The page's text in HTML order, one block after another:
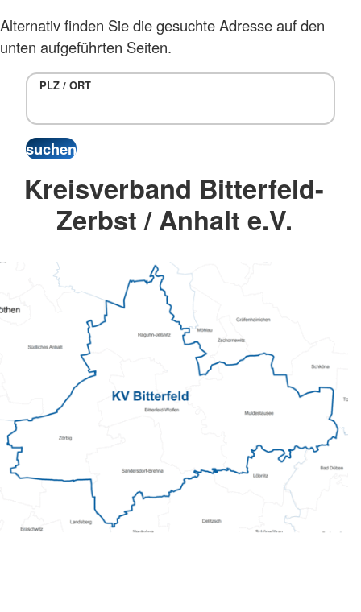
Alternativ finden Sie die gesuchte Adresse auf den
unten aufgeführten Seiten.
PLZ / ORT
Kreisverband Bitterfeld-
Zerbst / Anhalt e.V.